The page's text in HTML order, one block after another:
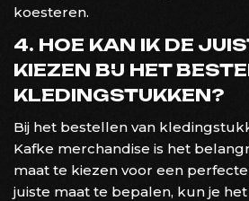
koesteren.
4. HOE KAN IK DE
KIEZEN BIJ HET
KLEDINGSTUKKEN?
Bij het bestellen van
Kafke merchandise is het
maat te kiezen voor een
juiste maat te bepalen, kun je